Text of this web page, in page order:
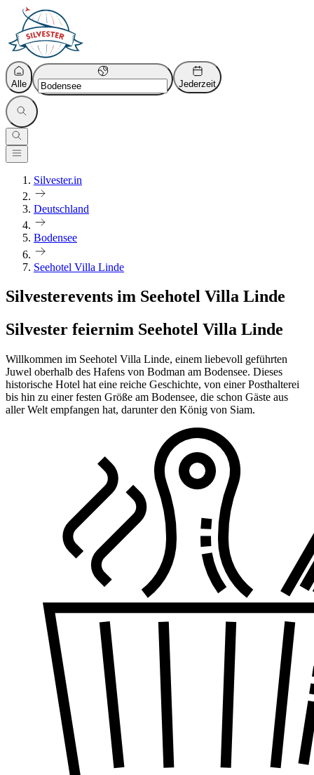
Alle Jederzeit
Silvester.in
Deutschland
Bodensee
Seehotel Villa Linde
Silvesterevents im Seehotel Villa Linde
Silvester feiernim Seehotel Villa Linde
Willkommen im Seehotel Villa Linde, einem liebevoll geführten
Juwel oberhalb des Hafens von Bodman am Bodensee. Dieses
historische Hotel hat eine reiche Geschichte, von einer Posthalterei
bis hin zu einer festen Größe am Bodensee, die schon Gäste aus
aller Welt empfangen hat, darunter den König von Siam.